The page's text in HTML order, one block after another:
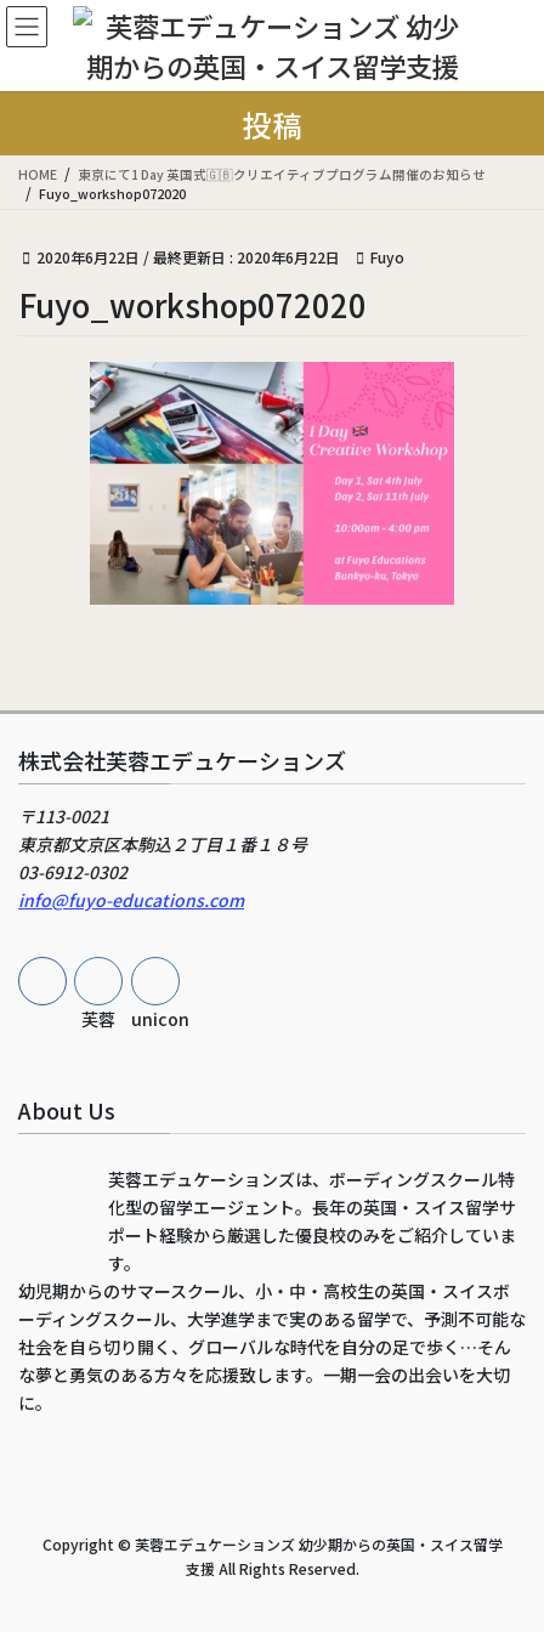
コ
ン
ン
ナ
ビ
ー
投稿
HOME
東京にて1 Day 英国式🇬🇧クリエイティブプログラム開催のお知らせ
Fuyo_workshop072020
2020年6月22日 / 最終更新日 : 2020年6月22日 Fuyo
Fuyo_workshop072020
株式会社芙蓉エデュケーションズ
〒113-0021
東京都文京区本駒込２丁目１番１８号
03-6912-0302
info@fuyo-educations.com
芙蓉 unicon
About Us
芙蓉エデュケーションズは、ボーディングスクール特
化型の留学エージェント。長年の英国・スイス留学サ
ポート経験から厳選した優良校のみをご紹介していま
す。
幼児期からのサマースクール、小・中・高校生の英国・スイスボ
ーディングスクール、大学進学まで実のある留学で、予測不可能な
社会を自ら切り開く、グローバルな時代を自分の足で歩く…そん
な夢と勇気のある方々を応援致します。一期一会の出会いを大切
に。
Copyright © 芙蓉エデュケーションズ 幼少期からの英国・スイス留学
支援 All Rights Reserved.